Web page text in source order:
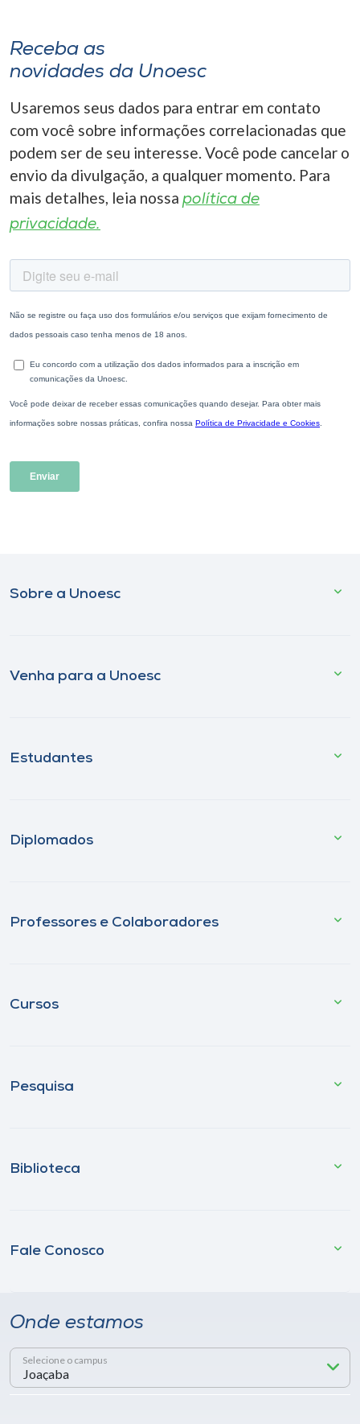
Receba as
novidades da Unoesc
Usaremos seus dados para entrar em contato
com você sobre informações correlacionadas que
podem ser de seu interesse. Você pode cancelar o
envio da divulgação, a qualquer momento. Para
mais detalhes, leia nossa política de
privacidade.
Sobre a Unoesc
Venha para a Unoesc
Estudantes
Diplomados
Professores e Colaboradores
Cursos
Pesquisa
Biblioteca
Fale Conosco
Onde estamos
Selecione o campus